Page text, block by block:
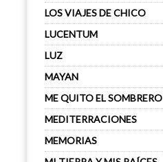
LOS VIAJES DE CHICO
LUCENTUM
LUZ
MAYAN
ME QUITO EL SOMBRERO
MEDITERRACIONES
MEMORIAS